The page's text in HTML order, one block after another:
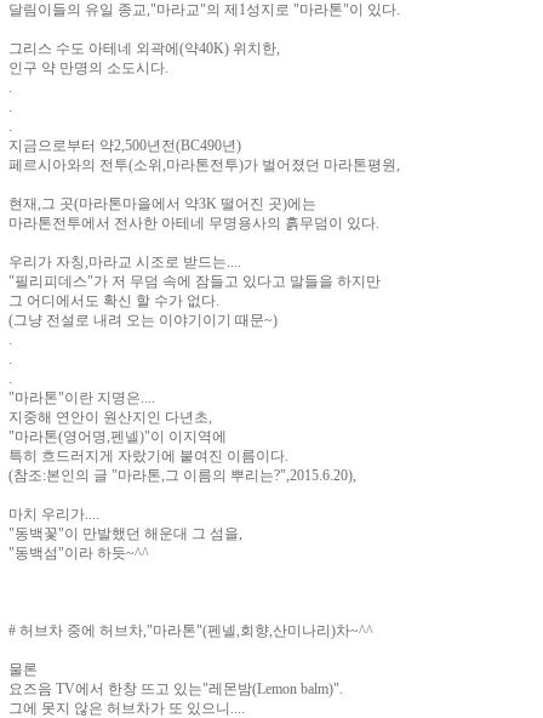
달림이들의 유일 종교,"마라교"의 제1성지로 "마라톤"이 있다.
그리스 수도 아테네 외곽에(약40K) 위치한,
인구 약 만명의 소도시다.
.
.
.
지금으로부터 약2,500년전(BC490년)
페르시아와의 전투(소위,마라톤전투)가 벌어졌던 마라톤평원,
현재,그 곳(마라톤마을에서 약3K 떨어진 곳)에는
마라톤전투에서 전사한 아테네 무명용사의 흙무덤이 있다.
우리가 자칭,마라교 시조로 받드는....
"필리피데스"가 저 무덤 속에 잠들고 있다고 말들을 하지만
그 어디에서도 확신 할 수가 없다.
(그냥 전설로 내려 오는 이야기이기 때문~)
.
.
.
"마라톤"이란 지명은....
지중해 연안이 원산지인 다년초,
"마라톤(영어명,펜넬)"이 이지역에
특히 흐드러지게 자랐기에 붙여진 이름이다.
(참조:본인의 글 "마라톤,그 이름의 뿌리는?",2015.6.20),
마치 우리가....
"동백꽃"이 만발했던 해운대 그 섬을,
"동백섬"이라 하듯~^^
# 허브차 중에 허브차,"마라톤"(펜넬,회향,산미나리)차~^^
물론
요즈음 TV에서 한창 뜨고 있는"레몬밤(Lemon balm)".
그에 못지 않은 허브차가 또 있으니....